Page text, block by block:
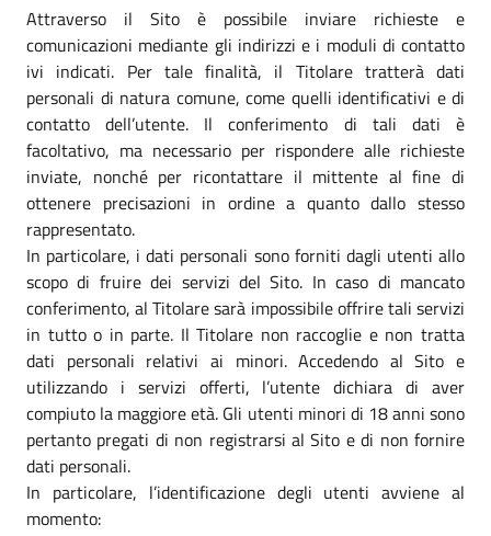
Attraverso il Sito è possibile inviare richieste e
comunicazioni mediante gli indirizzi e i moduli di contatto
ivi indicati. Per tale finalità, il Titolare tratterà dati
personali di natura comune, come quelli identificativi e di
contatto dell’utente. Il conferimento di tali dati è
facoltativo, ma necessario per rispondere alle richieste
inviate, nonché per ricontattare il mittente al fine di
ottenere precisazioni in ordine a quanto dallo stesso
rappresentato.
In particolare, i dati personali sono forniti dagli utenti allo
scopo di fruire dei servizi del Sito. In caso di mancato
conferimento, al Titolare sarà impossibile offrire tali servizi
in tutto o in parte. Il Titolare non raccoglie e non tratta
dati personali relativi ai minori. Accedendo al Sito e
utilizzando i servizi offerti, l’utente dichiara di aver
compiuto la maggiore età. Gli utenti minori di 18 anni sono
pertanto pregati di non registrarsi al Sito e di non fornire
dati personali.
In particolare, l’identificazione degli utenti avviene al
momento: